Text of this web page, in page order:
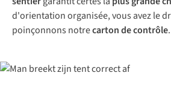
d'orientation organisée, vous avez le
poinçonnons notrecarton de contrôle.